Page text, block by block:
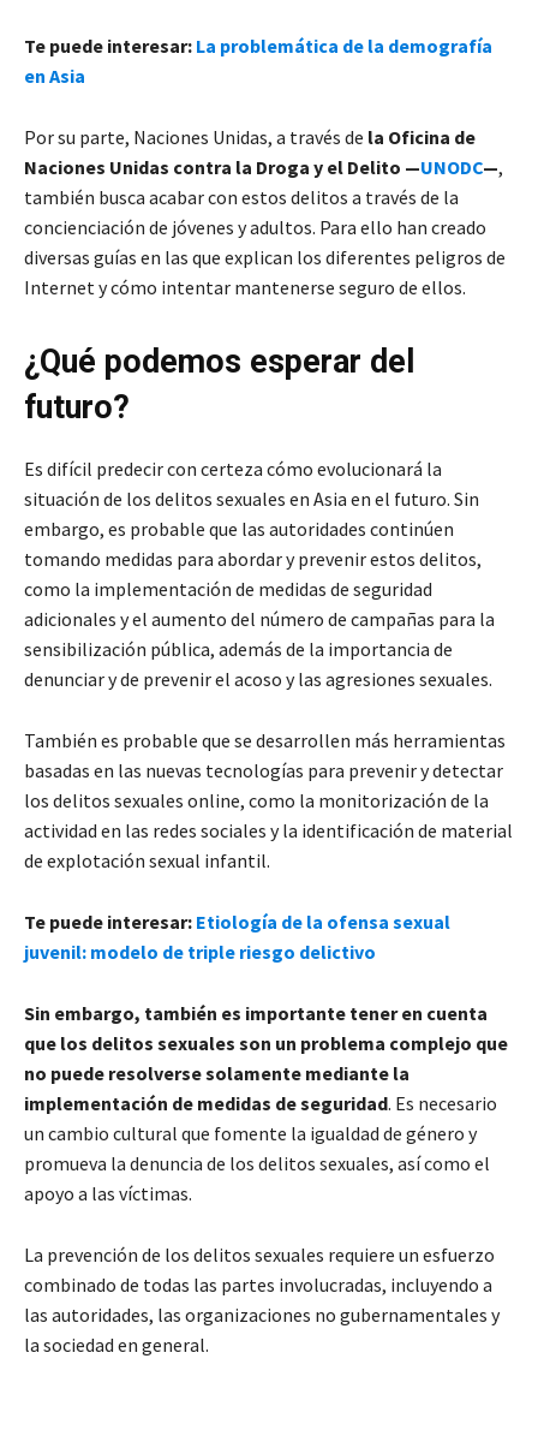
Te puede interesar: La problemática de la demografía
en Asia
Por su parte, Naciones Unidas, a través de la Oficina de
Naciones Unidas contra la Droga y el Delito —UNODC—,
también busca acabar con estos delitos a través de la
concienciación de jóvenes y adultos. Para ello han creado
diversas guías en las que explican los diferentes peligros de
Internet y cómo intentar mantenerse seguro de ellos.
¿Qué podemos esperar del
futuro?
Es difícil predecir con certeza cómo evolucionará la
situación de los delitos sexuales en Asia en el futuro. Sin
embargo, es probable que las autoridades continúen
tomando medidas para abordar y prevenir estos delitos,
como la implementación de medidas de seguridad
adicionales y el aumento del número de campañas para la
sensibilización pública, además de la importancia de
denunciar y de prevenir el acoso y las agresiones sexuales.
También es probable que se desarrollen más herramientas
basadas en las nuevas tecnologías para prevenir y detectar
los delitos sexuales online, como la monitorización de la
actividad en las redes sociales y la identificación de material
de explotación sexual infantil.
Te puede interesar: Etiología de la ofensa sexual
juvenil: modelo de triple riesgo delictivo
Sin embargo, también es importante tener en cuenta
que los delitos sexuales son un problema complejo que
no puede resolverse solamente mediante la
implementación de medidas de seguridad. Es necesario
un cambio cultural que fomente la igualdad de género y
promueva la denuncia de los delitos sexuales, así como el
apoyo a las víctimas.
La prevención de los delitos sexuales requiere un esfuerzo
combinado de todas las partes involucradas, incluyendo a
las autoridades, las organizaciones no gubernamentales y
la sociedad en general.